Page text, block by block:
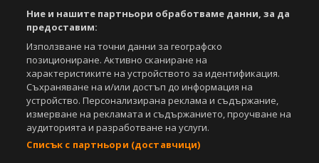
Android
Powered by:
Ние и нашите партньори обработваме данни, за да
предоставим:
Използване на точни данни за географско
позициониране. Активно сканиране на
характеристиките на устройството за идентификация.
Съхраняване на и/или достъп до информация на
устройство. Персонализирана реклама и съдържание,
измерване на рекламата и съдържанието, проучване на
аудиторията и разработване на услуги.
Списък с партньори (доставчици)